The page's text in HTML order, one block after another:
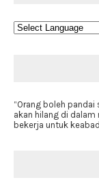
“Orang boleh
akan hilang di dalam
bekerja untuk